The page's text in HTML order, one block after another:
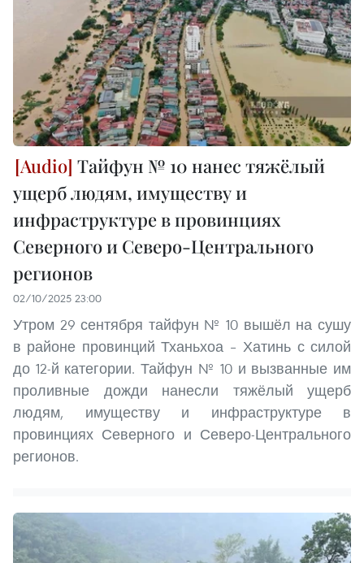
Тайфун № 10 нанес тяжёлый
ущерб людям, имуществу и
инфраструктуре в провинциях
Северного и Северо-Центрального
регионов
02/10/2025 23:00
Утром 29 сентября тайфун № 10 вышёл на сушу
в районе провинций Тханьхоа – Хатинь с силой
до 12-й категории. Тайфун № 10 и вызванные им
проливные дожди нанесли тяжёлый ущерб
людям, имуществу и инфраструктуре в
провинциях Северного и Северо-Центрального
регионов.